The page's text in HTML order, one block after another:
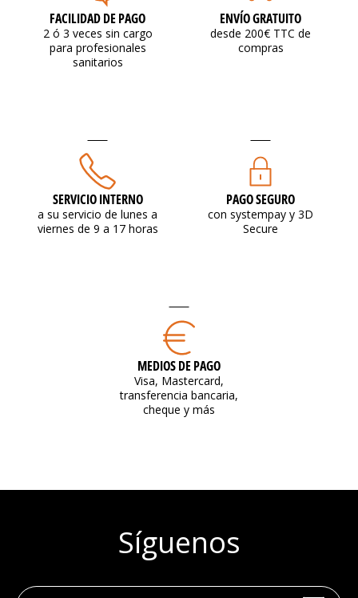
FACILIDAD DE PAGO
2 ó 3 veces sin cargo
para profesionales
sanitarios
ENVÍO GRATUITO
desde 200€ TTC de
compras
SERVICIO INTERNO
a su servicio de lunes a
viernes de 9 a 17 horas
PAGO SEGURO
con systempay y 3D
Secure
MEDIOS DE PAGO
Visa, Mastercard,
transferencia bancaria,
cheque y más
Síguenos